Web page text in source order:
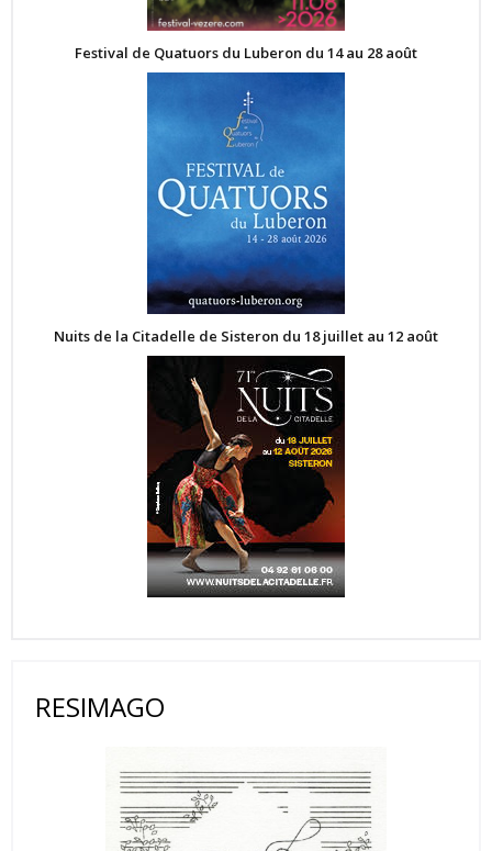
Festival de Quatuors du Luberon du 14 au 28 août
Nuits de la Citadelle de Sisteron du 18 juillet au 12 août
RESIMAGO